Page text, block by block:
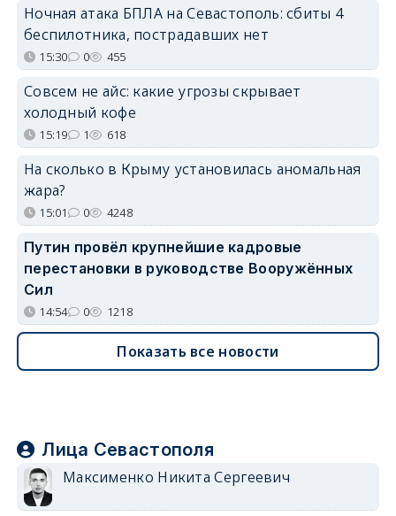
Ночная атака БПЛА на Севастополь: сбиты 4
беспилотника, пострадавших нет
15:30 0 455
Совсем не айс: какие угрозы скрывает
холодный кофе
15:19 1 618
На сколько в Крыму установилась аномальная
жара?
15:01 0 4248
Путин провёл крупнейшие кадровые
перестановки в руководстве Вооружённых
Сил
14:54 0 1218
Показать все новости
Лица Севастополя
Максименко Никита Сергеевич